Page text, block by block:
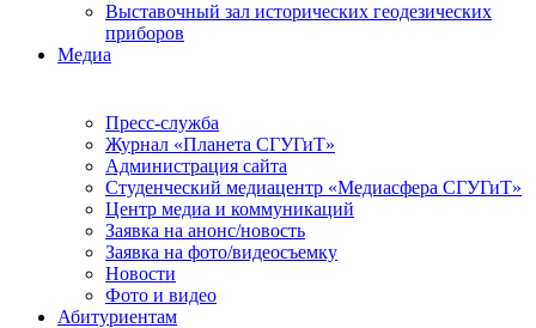
Выставочный зал исторических геодезических
приборов
Медиа
Пресс-служба
Журнал «Планета СГУГиТ»
Администрация сайта
Студенческий медиацентр «Медиасфера СГУГиТ»
Центр медиа и коммуникаций
Заявка на анонс/новость
Заявка на фото/видеосъемку
Новости
Фото и видео
Абитуриентам